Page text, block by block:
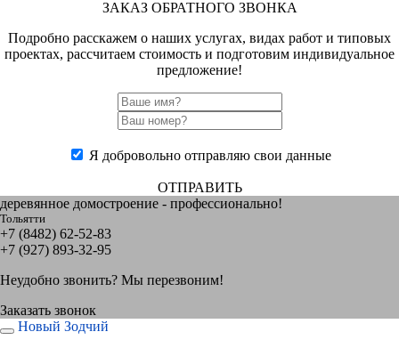
ЗАКАЗ ОБРАТНОГО ЗВОНКА
Подробно расскажем о наших услугах, видах работ и типовых
проектах, рассчитаем стоимость и подготовим индивидуальное
предложение!
Я добровольно отправляю свои данные
ОТПРАВИТЬ
деревянное домостроение - профессионально!
Тольятти
+7 (8482) 62-52-83
+7 (927) 893-32-95
Неудобно звонить? Мы перезвоним!
Заказать звонок
Новый Зодчий